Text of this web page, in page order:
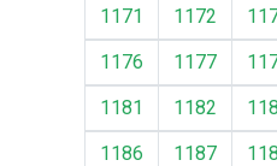
1171
1172
1176
1177
1181
1182
1186
1187